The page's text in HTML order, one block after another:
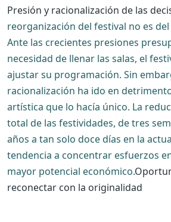
Presión y racionalización de las
reorganización del festival no es
Ante las crecientes presiones
necesidad de llenar las salas, el
ajustar su programación. Sin
racionalización ha ido en
artística que lo hacía único. La
total de las festividades, de tres
años a tan solo doce días en la
tendencia a concentrar esfuerzos
mayor potencial económico.
reconectar con la originalidad